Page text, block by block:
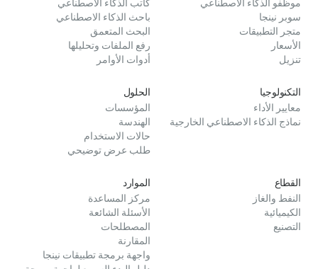
موظفو الذكاء الاصطناعي
سوبر نينجا
متجر التطبيقات
الأسعار
تنزيل
كاتب الذكاء الاصطناعي
باحث الذكاء الاصطناعي
البحث المتعمق
رفع الملفات وتحليلها
أدوات الأوامر
التكنولوجيا
معايير الأداء
نماذج الذكاء الاصطناعي الخارجية
الحلول
المؤسسات
الهندسة
حالات الاستخدام
طلب عرض توضيحي
القطاع
النفط والغاز
الكيميائية
التصنيع
الموارد
مركز المساعدة
الأسئلة الشائعة
المصطلحات
المقارنة
واجهة برمجة تطبيقات نينجا